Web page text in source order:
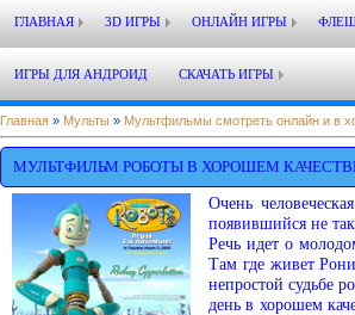
ГЛАВНАЯ 3D ИГРЫ ОНЛАЙН ИГРЫ
ИГРЫ ДЛЯ АНДРОИД СКАЧАТЬ ИГРЫ
Главная » Мульты » Мультфильмы смотреть онлайн и в
МУЛЬТФИЛЬМ РОБОТЫ В ХОРОШЕМ
Очень
появившийся не
Речь идет о
Там где живет
непростой судьбе
день в хорошем